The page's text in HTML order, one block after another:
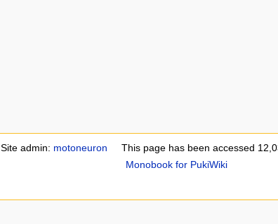
Site admin: motoneuron This page has been accessed
Monobook for PukiWiki